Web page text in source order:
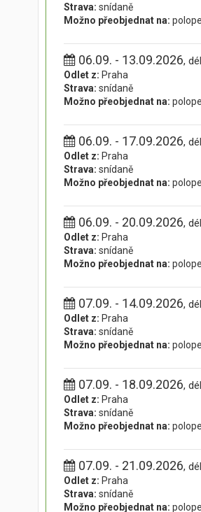
Strava: snídaně
Možno přeobjednat na:
06.09. - 13.09.2026,
Odlet z: Praha
Strava: snídaně
Možno přeobjednat na:
06.09. - 17.09.2026,
Odlet z: Praha
Strava: snídaně
Možno přeobjednat na:
06.09. - 20.09.2026,
Odlet z: Praha
Strava: snídaně
Možno přeobjednat na:
07.09. - 14.09.2026,
Odlet z: Praha
Strava: snídaně
Možno přeobjednat na:
07.09. - 18.09.2026,
Odlet z: Praha
Strava: snídaně
Možno přeobjednat na:
07.09. - 21.09.2026,
Odlet z: Praha
Strava: snídaně
Možno přeobjednat na: